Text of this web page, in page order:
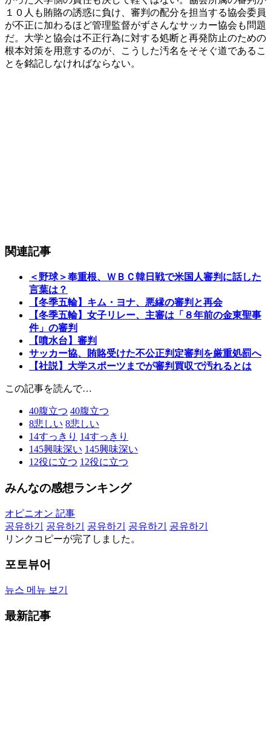
１０人も賄賂の誘惑に負け、審判の配分を担当する協会委員
が不正に加わるほど管理監督がずさんなサッカー協会も問題
だ。大学と協会は不正行為に対する処断と再発防止のための
根本対策を用意するのが、こうした汚名をそそぐ道であるこ
とを銘記しなければならない。
関連記事
＜野球＞奉重根、ＷＢＣ韓日戦で米国人審判に話した
言葉は？
【冬季五輪】キム・ヨナ、悪縁の審判と再会
【冬季五輪】女子リレー、主審は「８年前の金東聖事
件」の審判
【噴水台】審判
サッカー協、賄賂受けた不公正判定審判を厳重処罰へ
【社説】大学スポーツまでが審判買収で汚れるとは
この記事を読んで…
40腹立つ 40腹立つ
8悲しい 8悲しい
14すっきり 14すっきり
145興味深い 145興味深い
12役に立つ 12役に立つ
みんなの感想ランキング
オピニオン 記事
공유하기
공유하기 공유하기 공유하기
공유하기
リンクコピーが完了しました。
포토뷰어
뉴스 메뉴 보기
最新記事